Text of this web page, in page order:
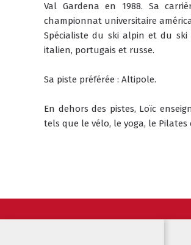
Val Gardena en 1988. Sa
championnat universitaire
Spécialiste du ski alpin et du ski
italien, portugais et russe.
Sa piste préférée : Altipole.
En dehors des pistes, Loïc
tels que le vélo, le yoga, le